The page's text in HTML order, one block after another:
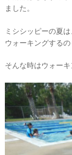
ました。
ミシシッピーの夏
ウォーキングする
そんな時はウォー